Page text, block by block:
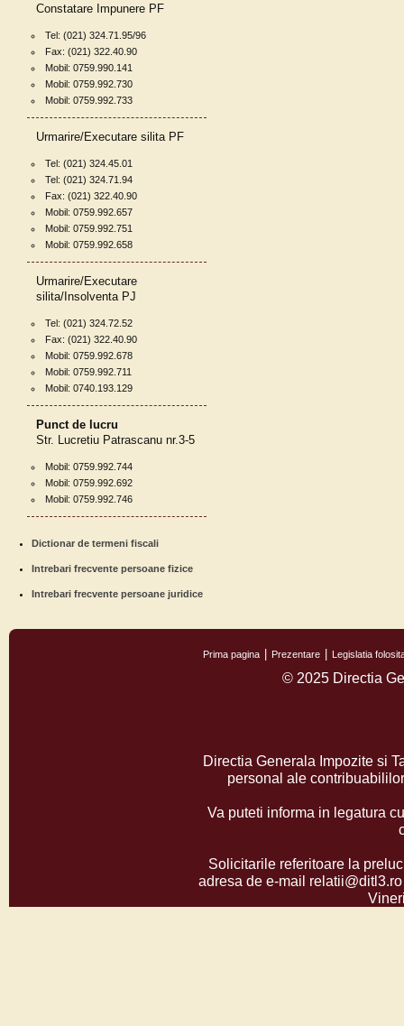
Constatare Impunere PF
Tel: (021) 324.71.95/96
Fax: (021) 322.40.90
Mobil: 0759.990.141
Mobil: 0759.992.730
Mobil: 0759.992.733
Urmarire/Executare silita PF
Tel: (021) 324.45.01
Tel: (021) 324.71.94
Fax: (021) 322.40.90
Mobil: 0759.992.657
Mobil: 0759.992.751
Mobil: 0759.992.658
Urmarire/Executare
silita/Insolventa PJ
Tel: (021) 324.72.52
Fax: (021) 322.40.90
Mobil: 0759.992.678
Mobil: 0759.992.711
Mobil: 0740.193.129
Punct de lucru
Str. Lucretiu Patrascanu nr.3-5
Mobil: 0759.992.744
Mobil: 0759.992.692
Mobil: 0759.992.746
Dictionar de termeni fiscali
Intrebari frecvente persoane fizice
Intrebari frecvente persoane juridice
Prima pagina Prezentare Legislatia
© 2025 Directia
Directia Generala Impozite si
personal ale
Va puteti informa in legatura
Solicitarile referitoare la
adresa de e-mail